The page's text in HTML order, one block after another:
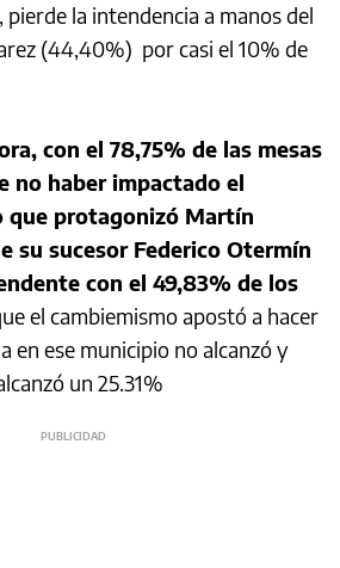
pierde la intendencia a manos del
(44,40%) por casi el 10% de
con el 78,75% de las mesas
no haber impactado el
que protagonizó Martín
su sucesor Federico Otermín
con el 49,83% de los
el cambiemismo apostó a hacer
en ese municipio no alcanzó y
un 25.31%